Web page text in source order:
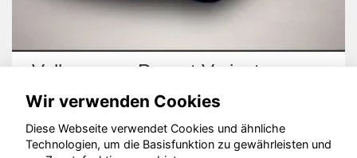
Volkswagen Passat Variant
Wir verwenden Cookies
Diese Webseite verwendet Cookies und ähnliche
Technologien, um die Basisfunktion zu gewährleisten und